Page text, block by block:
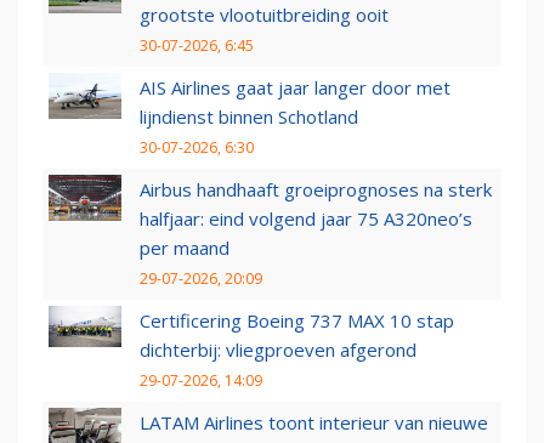
grootste vlootuitbreiding ooit
30-07-2026, 6:45
AIS Airlines gaat jaar langer door met
lijndienst binnen Schotland
30-07-2026, 6:30
Airbus handhaaft groeiprognoses na sterk
halfjaar: eind volgend jaar 75 A320neo’s
per maand
29-07-2026, 20:09
Certificering Boeing 737 MAX 10 stap
dichterbij: vliegproeven afgerond
29-07-2026, 14:09
LATAM Airlines toont interieur van nieuwe